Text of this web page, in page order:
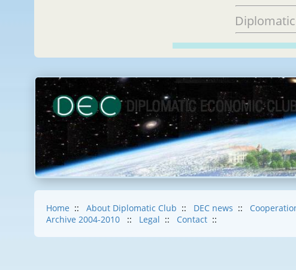
Home :: About Diplomatic Club :: DEC news ::
Archive 2004-2010
:: Legal :: Contact ::